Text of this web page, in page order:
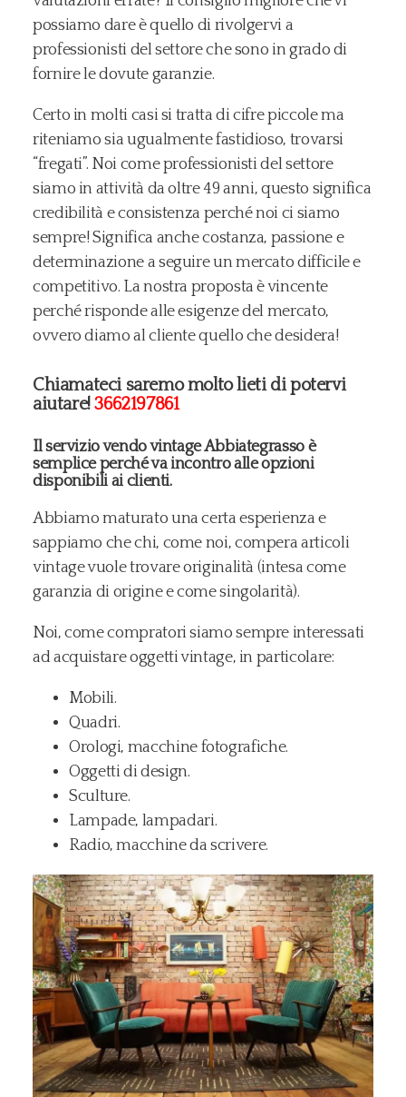
possiamo dare è quello di rivolgervi a
professionisti del settore che sono in grado di
fornire le dovute garanzie.
Certo in molti casi si tratta di cifre piccole ma
riteniamo sia ugualmente fastidioso, trovarsi
“fregati”. Noi come professionisti del settore
siamo in attività da oltre 49 anni, questo significa
credibilità e consistenza perché noi ci siamo
sempre! Significa anche costanza, passione e
determinazione a seguire un mercato difficile e
competitivo. La nostra proposta è vincente
perché risponde alle esigenze del mercato,
ovvero diamo al cliente quello che desidera!
Chiamateci saremo molto lieti di potervi
aiutare!3662197861
Il servizio vendo vintage Abbiategrasso è
semplice perché va incontro alle opzioni
disponibili ai clienti.
Abbiamo maturato una certa esperienza e
sappiamo che chi, come noi, compera articoli
vintage vuole trovare originalità (intesa come
garanzia di origine e come singolarità).
Noi, come compratori siamo sempre interessati
ad acquistare oggetti vintage, in particolare:
Mobili.
Quadri.
Orologi, macchine fotografiche.
Oggetti di design.
Sculture.
Lampade, lampadari.
Radio, macchine da scrivere.